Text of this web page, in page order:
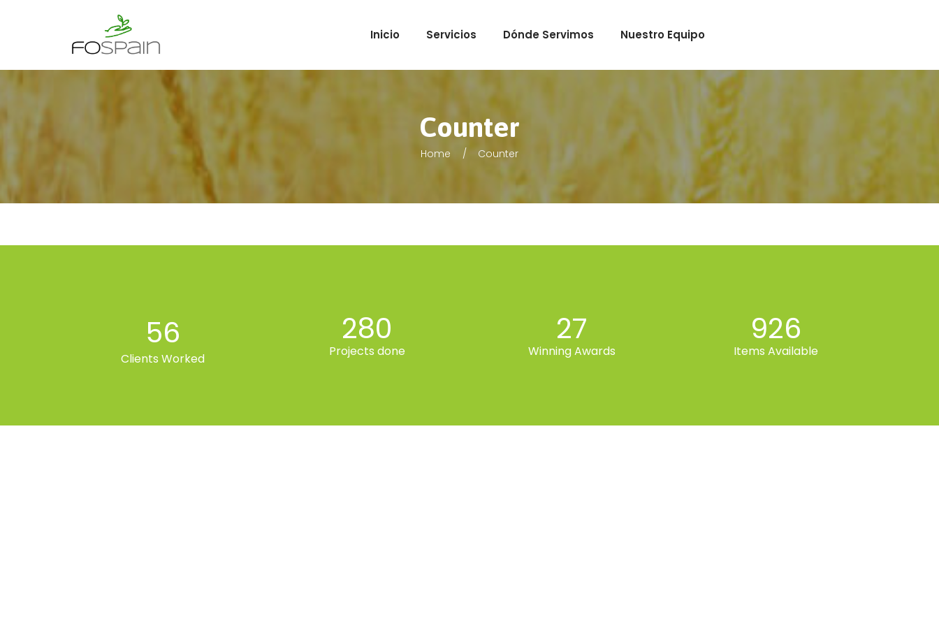
Inicio Servicios Dónde Servimos Nuestro Equipo
Counter
Home Counter
56
Clients Worked
280
Projects done
27
Winning Awards
926
Items Available